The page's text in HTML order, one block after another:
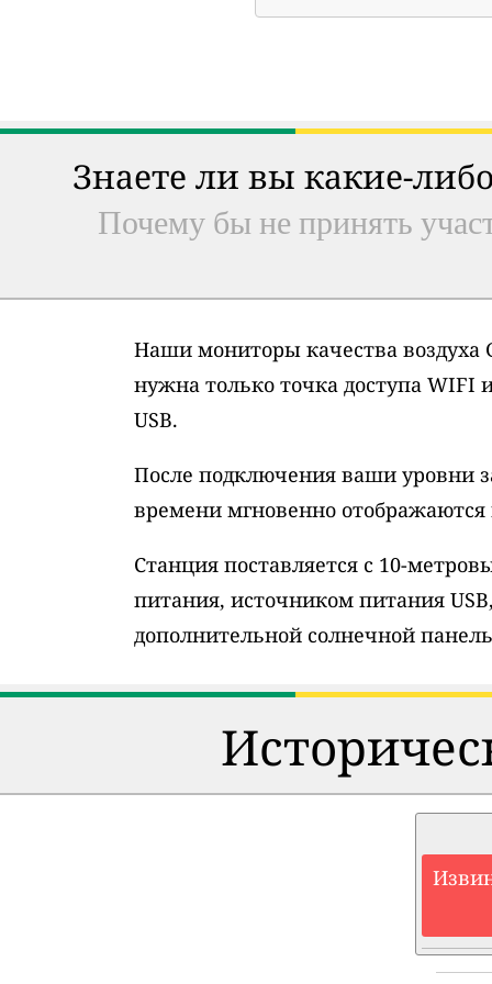
Знаете ли вы какие-
Почему бы не принять
Наши мониторы качества воздуха
нужна только точка доступа
USB.
После подключения ваши уровни
времени мгновенно отображаются
Станция поставляется с 10-
питания, источником питания
дополнительной солнечной